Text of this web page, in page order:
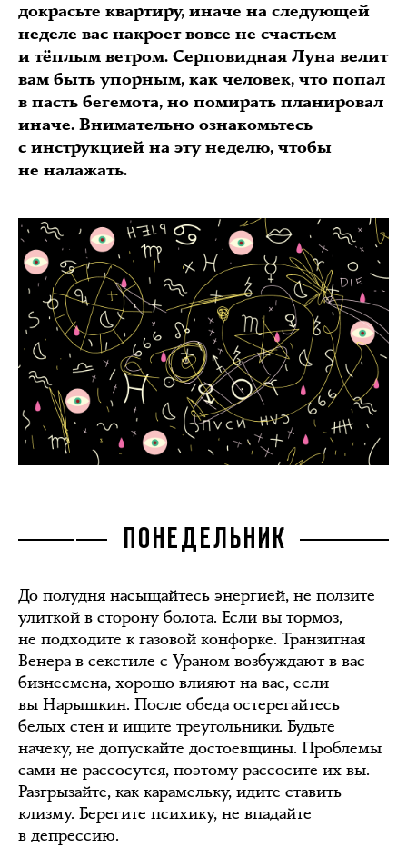
докрасьте квартиру, иначе на следующей
неделе вас накроет вовсе не счастьем
и тёплым ветром. Серповидная Луна велит
вам быть упорным, как человек, что попал
в пасть бегемота, но помирать планировал
иначе. Внимательно ознакомьтесь
с инструкцией на эту неделю, чтобы
не налажать.
ПОНЕДЕЛЬНИК
До полудня насыщайтесь энергией, не ползите
улиткой в сторону болота. Если вы тормоз,
не подходите к газовой конфорке. Транзитная
Венера в секстиле с Ураном возбуждают в вас
бизнесмена, хорошо влияют на вас, если
вы Нарышкин. После обеда остерегайтесь
белых стен и ищите треугольники. Будьте
начеку, не допускайте достоевщины. Проблемы
сами не рассосутся, поэтому рассосите их вы.
Разгрызайте, как карамельку, идите ставить
клизму. Берегите психику, не впадайте
в депрессию.